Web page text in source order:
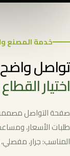
خدمة المصنع
تواصل
اختيار
صفحة التواصل
طلبات الأسعار،
المناسب: جرار،